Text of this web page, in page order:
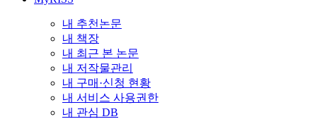
내 추천논문
내 책장
내 최근 본 논문
내 저작물관리
내 구매·신청 현황
내 서비스 사용권한
내 관심 DB